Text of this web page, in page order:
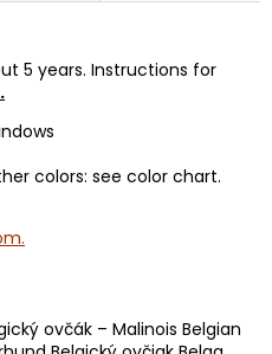
5 years. Instructions for
colors: see color chart.
ovčák – Malinois Belgian